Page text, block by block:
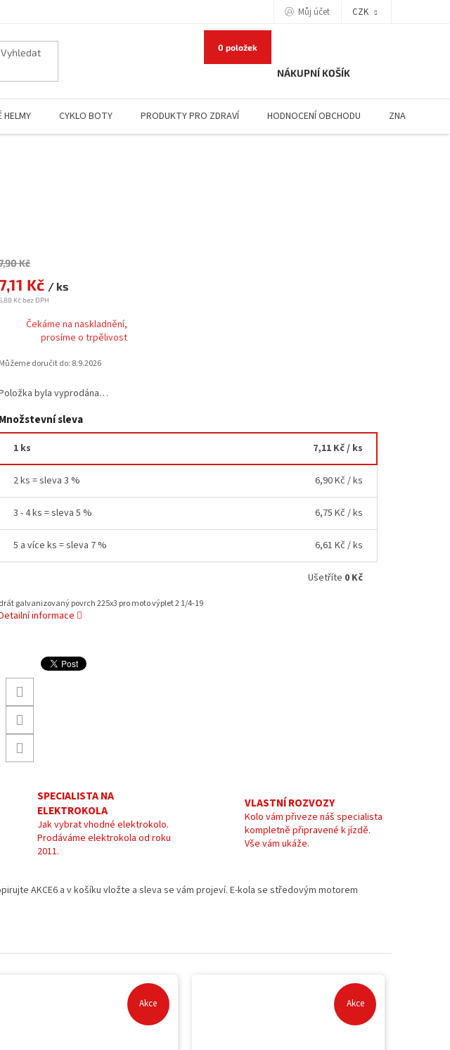
Můj účet CZK
NÁKUPNÍ KOŠÍK
0 položek
HELMY CYKLO BOTY PRODUKTY PRO ZDRAVÍ HODNOCENÍ OBCHODU ZNAČKY
Kč
Kč / ks
5,88 Kč bez DPH
Čekáme na naskladnění,
prosíme o trpělivost
Můžeme doručit do: 8.9.2026
byla vyprodána…
Množstevní sleva
1 ks 7,11 Kč/ ks
2 ks = sleva 3 % 6,90 Kč / ks
3 - 4 ks = sleva 5 % 6,75 Kč / ks
5 a více ks = sleva 7 % 6,61 Kč / ks
Ušetříte 0 Kč
drát galvanizovaný povrch 225x3 pro moto výplet 2 1/4-19
informace
SPECIALISTA NA
ELEKTROKOLA
Jak vybrat vhodné elektrokolo.
Prodáváme elektrokola od roku
2011.
VLASTNÍ ROZVOZY
Kolo vám přiveze náš specialista
kompletně připravené k jízdě.
Vše vám ukáže.
AKCE6 a v košíku vložte a sleva se vám projeví. E-kola se středovým motorem
Akce Akce